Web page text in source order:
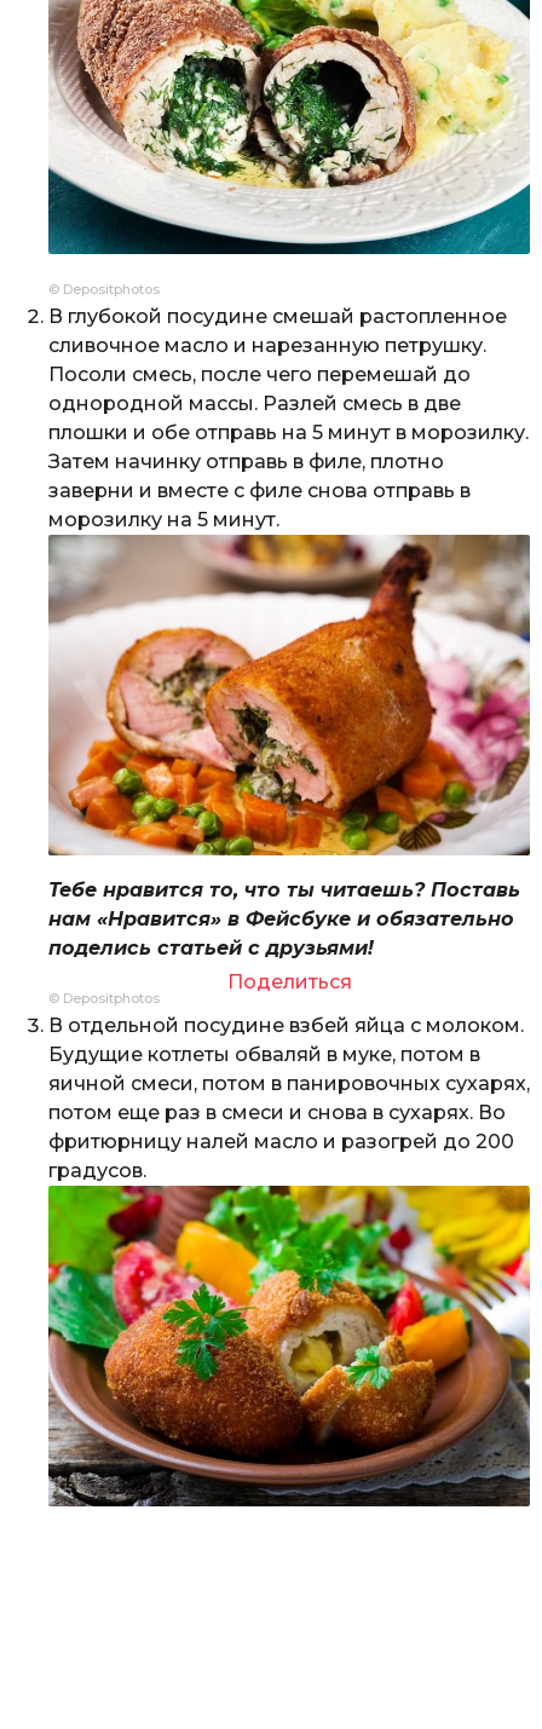
© Depositphotos
В глубокой посудине смешай растопленное
сливочное масло и нарезанную петрушку.
Посоли смесь, после чего перемешай до
однородной массы. Разлей смесь в две
плошки и обе отправь на 5 минут в морозилку.
Затем начинку отправь в филе, плотно
заверни и вместе с филе снова отправь в
морозилку на 5 минут.
Тебе нравится то, что ты читаешь? Поставь
нам «Нравится» в Фейсбуке и обязательно
поделись статьей с друзьями!
Поделиться
© Depositphotos
В отдельной посудине взбей яйца с молоком.
Будущие котлеты обваляй в муке, потом в
яичной смеси, потом в панировочных сухарях,
потом еще раз в смеси и снова в сухарях. Во
фритюрницу налей масло и разогрей до 200
градусов.